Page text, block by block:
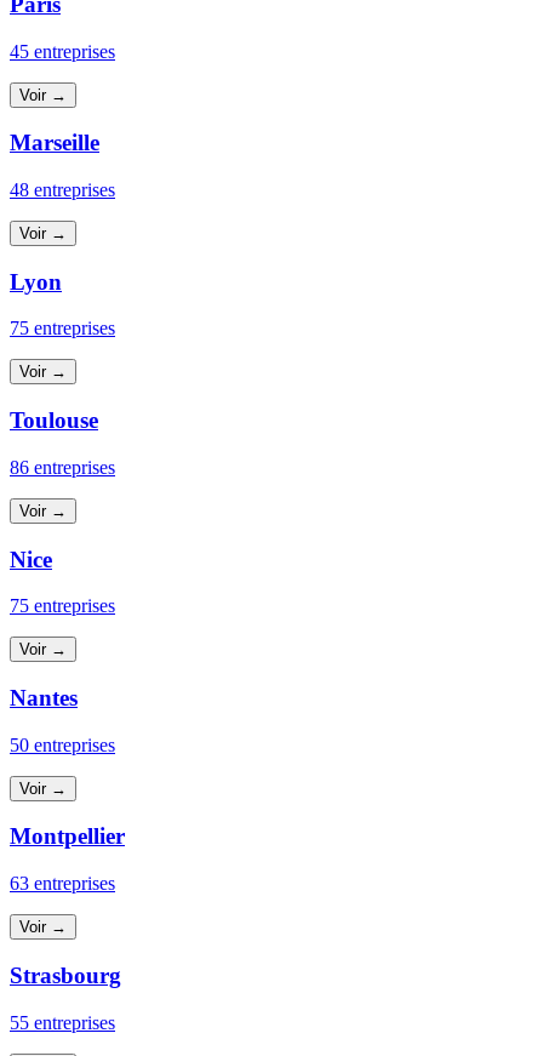
45 entreprises
Voir →
Marseille
48 entreprises
Voir →
Lyon
75 entreprises
Voir →
Toulouse
86 entreprises
Voir →
Nice
75 entreprises
Voir →
Nantes
50 entreprises
Voir →
Montpellier
63 entreprises
Voir →
Strasbourg
55 entreprises